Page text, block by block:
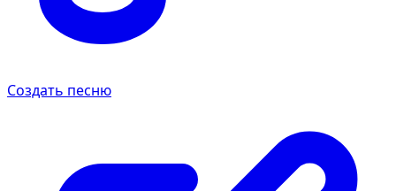
Создать песню